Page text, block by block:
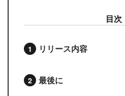
目次
リリース内容
最後に